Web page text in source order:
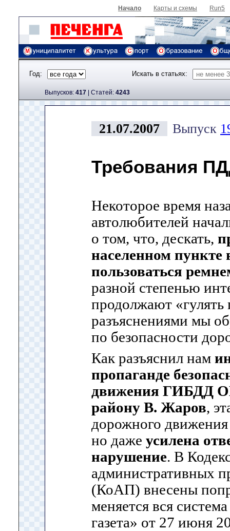
Начало Карты и схемы Run5
Год: Искать в статьях:
Выпусков: 417 | Cтатей: 4243
21.07.2007 Выпуск
Требования
Некоторое время
автолюбителей
о том, что, дескать,
населенном пункте
пользоваться
разной степенью
продолжают «гулять
разъяснениями мы
по безопасности
Как разъяснил нам
пропаганде
движения ГИБДД
району В. Жаров,
дорожного
но даже усилена
нарушение. В
административных
(КоАП) внесены
меняется вся
газета» от 27 июня